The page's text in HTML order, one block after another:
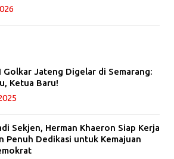
Golkar Jateng Digelar di Semarang:
Ketua Baru!
Sekjen, Herman Khaeron Siap Kerja
Penuh Dedikasi untuk Kemajuan